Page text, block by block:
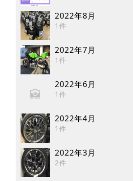
2022年8月
1件
2022年7月
1件
2022年6月
1件
2022年4月
1件
2022年3月
2件